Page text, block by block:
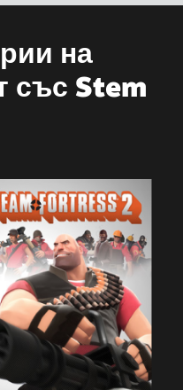
на
със Stem